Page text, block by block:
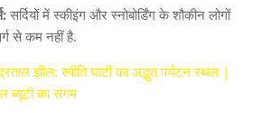
: सर्दियों में स्कीइंग और स्नोबोर्डिंग के शौकीन लोगों
से कम नहीं है.
झील: स्पीति घाटी का अद्भुत पर्यटन स्थल |
ब्यूटी का संगम